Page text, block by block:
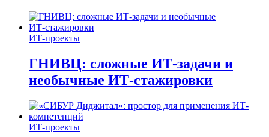
ИТ-проекты
ГНИВЦ: сложные ИТ‑задачи и
необычные ИТ‑стажировки
ИТ-проекты